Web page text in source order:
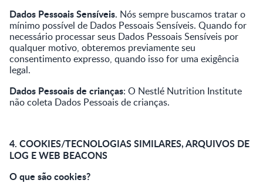
Dados Pessoais Sensíveis. Nós sempre buscamos tratar o
mínimo possível de Dados Pessoais Sensíveis. Quando for
necessário processar seus Dados Pessoais Sensíveis por
qualquer motivo, obteremos previamente seu
consentimento expresso, quando isso for uma exigência
legal.
Dados Pessoais de crianças: O Nestlé Nutrition Institute
não coleta Dados Pessoais de crianças.
4. COOKIES/TECNOLOGIAS SIMILARES, ARQUIVOS DE
LOG E WEB BEACONS
O que são cookies?